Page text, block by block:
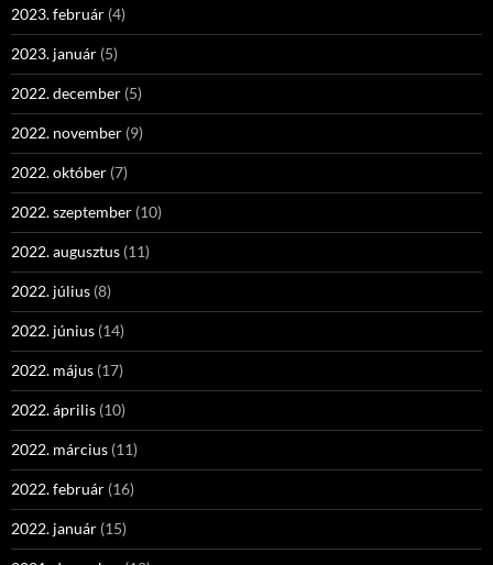
2023. február (4)
2023. január (5)
2022. december (5)
2022. november (9)
2022. október (7)
2022. szeptember (10)
2022. augusztus (11)
2022. július (8)
2022. június (14)
2022. május (17)
2022. április (10)
2022. március (11)
2022. február (16)
2022. január (15)